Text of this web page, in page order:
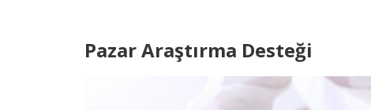
Pazar Araştırma Desteği